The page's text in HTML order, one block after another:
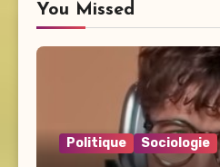
You Missed
Politique Sociologie